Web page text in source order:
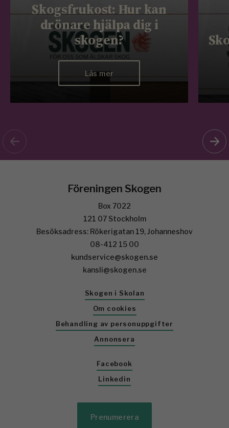
Skogsfrukost: Hur kan
drönare hjälpa dig i
skogen?
Läs mer
Föreningen Skogen
Box 7022
121 07 Stockholm
Besöksadress: Rökerigatan 19, Johanneshov
08-412 15 00
kundservice@skogen.se
kansli@skogen.se
Skogen i Skolan
Om cookies
Behandling av personuppgifter
Annonsera
Facebook
Linkedin
Prenumerera